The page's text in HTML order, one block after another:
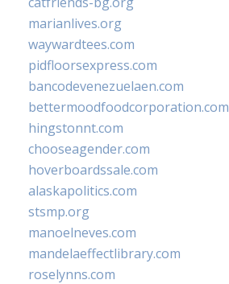
marianlives.org
waywardtees.com
pidfloorsexpress.com
bancodevenezuelaen.com
bettermoodfoodcorporation.com
hingstonnt.com
chooseagender.com
hoverboardssale.com
alaskapolitics.com
stsmp.org
manoelneves.com
mandelaeffectlibrary.com
roselynns.com